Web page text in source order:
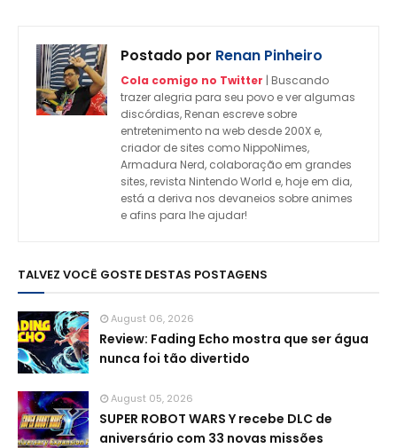
Postado por Renan Pinheiro
Cola comigo no Twitter | Buscando
trazer alegria para seu povo e ver algumas
discórdias, Renan escreve sobre
entretenimento na web desde 200X e,
criador de sites como NippoNimes,
Armadura Nerd, colaboração em grandes
sites, revista Nintendo World e, hoje em dia,
está a deriva nos devaneios sobre animes
e afins para lhe ajudar!
TALVEZ VOCÊ GOSTE DESTAS POSTAGENS
August 06, 2026
Review: Fading Echo mostra que ser água
nunca foi tão divertido
August 05, 2026
SUPER ROBOT WARS Y recebe DLC de
aniversário com 33 novas missões